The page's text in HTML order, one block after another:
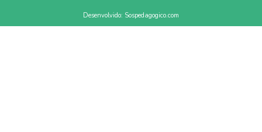
Desenvolvido: Sospedagogico.com